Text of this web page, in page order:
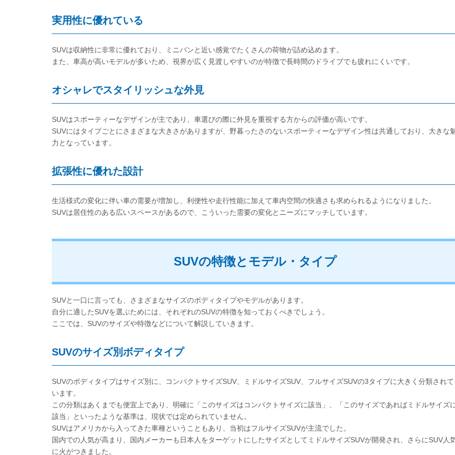
実用性に優れている
SUVは収納性に非常に優れており、ミニバンと近い感覚でたくさんの荷物が詰め込めます。
また、車高が高いモデルが多いため、視界が広く見渡しやすいのが特徴で長時間のドライブでも疲れにくいです。
オシャレでスタイリッシュな外見
SUVはスポーティーなデザインが主であり、車選びの際に外見を重視する方からの評価が高いです。
SUVにはタイプごとにさまざまな大きさがありますが、野暮ったさのないスポーティーなデザイン性は共通しており、大きな
力となっています。
拡張性に優れた設計
生活様式の変化に伴い車の需要が増加し、利便性や走行性能に加えて車内空間の快適さも求められるようになりました。
SUVは居住性のある広いスペースがあるので、こういった需要の変化とニーズにマッチしています。
SUVの特徴とモデル・タイプ
SUVと一口に言っても、さまざまなサイズのボディタイプやモデルがあります。
自分に適したSUVを選ぶためには、それぞれのSUVの特徴を知っておくべきでしょう。
ここでは、SUVのサイズや特徴などについて解説していきます。
SUVのサイズ別ボディタイプ
SUVのボディタイプはサイズ別に、コンパクトサイズSUV、ミドルサイズSUV、フルサイズSUVの3タイプに大きく分類されて
います。
この分類はあくまでも便宜上であり、明確に「このサイズはコンパクトサイズに該当」、「このサイズであればミドルサイズ
該当」といったような基準は、現状では定められていません。
SUVはアメリカから入ってきた車種ということもあり、当初はフルサイズSUVが主流でした。
国内での人気が高まり、国内メーカーも日本人をターゲットにしたサイズとしてミドルサイズSUVが開発され、さらにSUV人
に火がつきました。